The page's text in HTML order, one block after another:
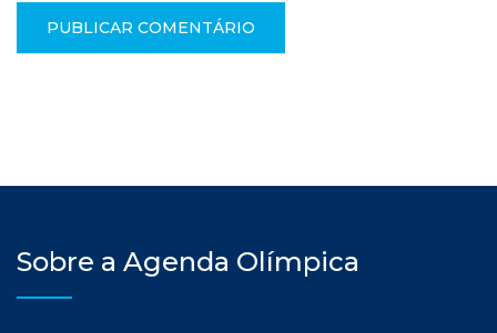
Sobre a Agenda Olímpica